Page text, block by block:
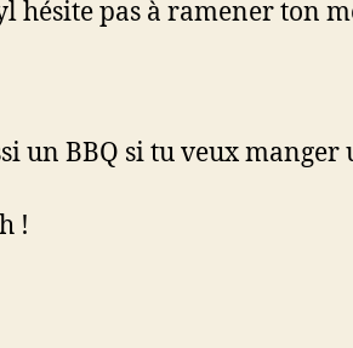
hésite pas à ramener ton
un BBQ si tu veux manger
!